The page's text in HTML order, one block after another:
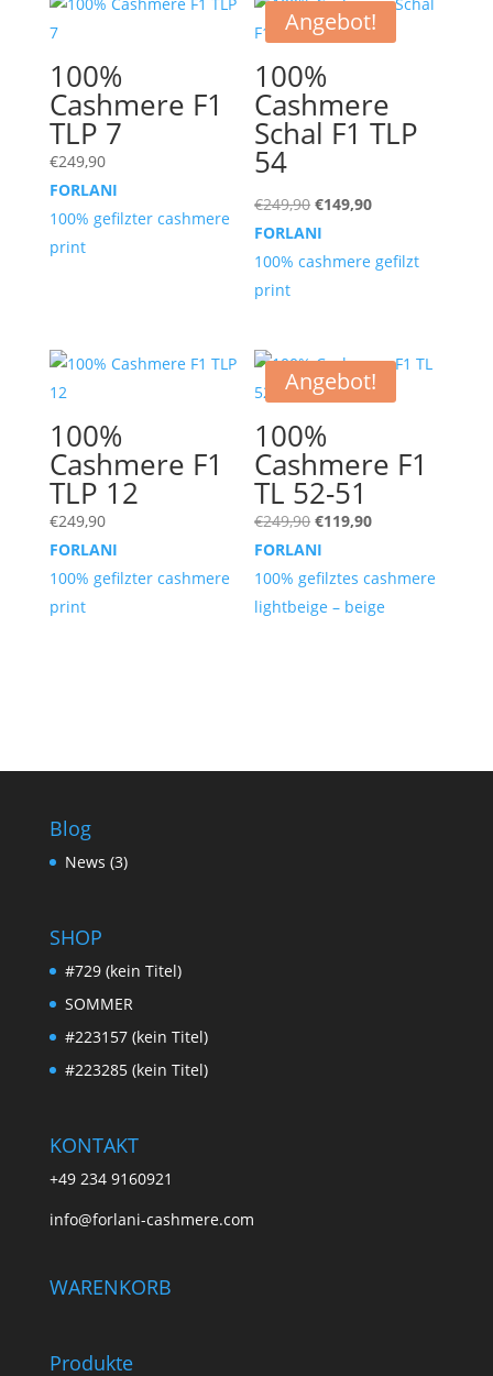
100%
Cashmere F1
TLP 7
€249,90
FORLANI
100% gefilzter cashmere
print
Angebot!
100%
Cashmere
Schal F1 TLP
54
€249,90 Ursprünglicher
Preis
war:
€149,90Aktueller
ist:
FORLANI
100% cashmere gefilzt
print
100%
Cashmere F1
TLP 12
€249,90
FORLANI
100% gefilzter cashmere
print
Angebot!
100%
Cashmere F1
TL 52-51
€249,90 Ursprünglicher
Preis
war:
€249,90
€119,90Aktueller
ist:
€119,90.
FORLANI
100% gefilztes cashmere
lightbeige – beige
Blog
News (3)
SHOP
#729 (kein Titel)
SOMMER
#223157 (kein Titel)
#223285 (kein Titel)
KONTAKT
+49 234 9160921
info@forlani-cashmere.com
WARENKORB
Produkte